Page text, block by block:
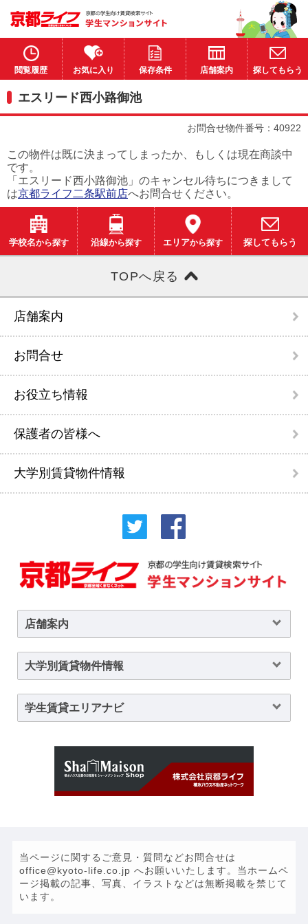
閲覧履歴 お気に入り 保存条件 店舗案内 探してもらう
エスリード西小路御池
お問合せ物件番号：40922
この物件は既に決まってしまったか、もしくは現在商談中
です。
「エスリード西小路御池」のキャンセル待ちにつきまして
は京都ライフ二条駅前店へお問合せください。
学校名から探す 沿線から探す エリアから探す 探してもらう
TOPへ戻る
店舗案内
お問合せ
お役立ち情報
保護者の皆様へ
大学別賃貸物件情報
店舗案内
大学別賃貸物件情報
学生賃貸エリアナビ
当ページに関するご意見・質問などお問合せは
office@kyoto-life.co.jp へお願いいたします。当ホームペ
ージ掲載の記事、写真、イラストなどは無断掲載を禁じて
います。